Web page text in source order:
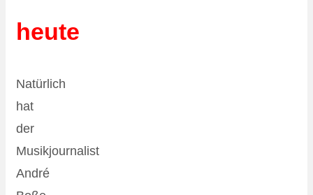
heute
Natürlich
hat
der
Musikjournalist
André